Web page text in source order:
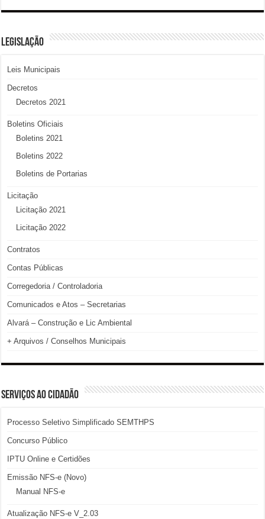
LEGISLAÇÃO
Leis Municipais
Decretos
Decretos 2021
Boletins Oficiais
Boletins 2021
Boletins 2022
Boletins de Portarias
Licitação
Licitação 2021
Licitação 2022
Contratos
Contas Públicas
Corregedoria / Controladoria
Comunicados e Atos – Secretarias
Alvará – Construção e Lic Ambiental
+ Arquivos / Conselhos Municipais
SERVIÇOS AO CIDADÃO
Processo Seletivo Simplificado SEMTHPS
Concurso Público
IPTU Online e Certidões
Emissão NFS-e (Novo)
Manual NFS-e
Atualização NFS-e V_2.03